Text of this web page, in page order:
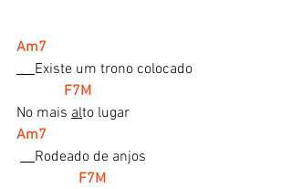
Am7
Existe um trono colocado
F7M
No mais alto lugar
Am7
Rodeado de anjos
F7M